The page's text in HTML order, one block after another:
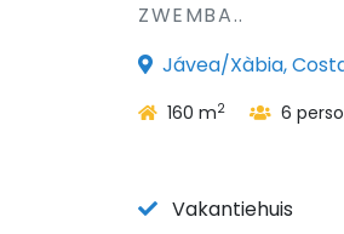
ZWEMBA..
Jávea/Xàbia,
160 m2 6
Vakantiehuis